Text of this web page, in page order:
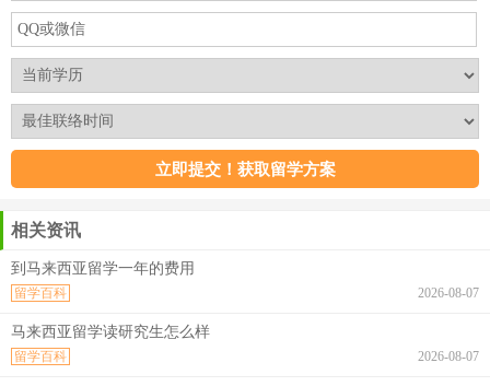
相关资讯
到马来西亚留学一年的费用
2026-08-07
留学百科
马来西亚留学读研究生怎么样
2026-08-07
留学百科